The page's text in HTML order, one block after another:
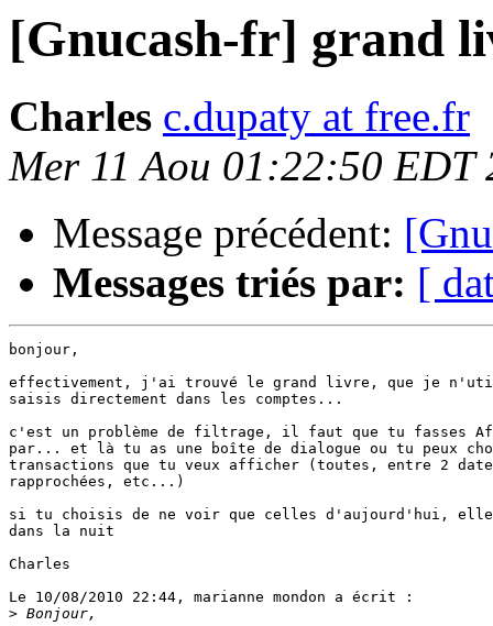
[Gnucash-fr] grand
Charles c.dupaty at free.fr
Mer 11 Aou 01:22:50 EDT
Message précédent:
Messages triés par: [
bonjour,
effectivement, j'ai trouvé le grand livre, que je
saisis directement dans les comptes...
c'est un problème de filtrage, il faut que tu fasses
par... et là tu as une boîte de dialogue ou tu peux
transactions que tu veux afficher (toutes, entre 2
rapprochées, etc...)
si tu choisis de ne voir que celles d'aujourd'hui,
dans la nuit
Charles
Le 10/08/2010 22:44, marianne mondon a écrit :
>